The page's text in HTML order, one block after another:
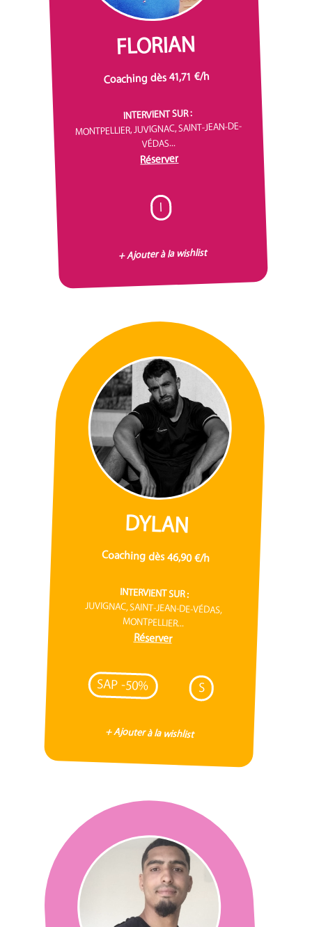
FLORIAN
Coaching dès 41,71 €/h
INTERVIENT SUR :
MONTPELLIER, JUVIGNAC, SAINT-JEAN-DE-
VÉDAS...
Réserver
I
+ Ajouter à la wishlist
DYLAN
Coaching dès 46,90 €/h
INTERVIENT SUR :
JUVIGNAC, SAINT-JEAN-DE-VÉDAS,
MONTPELLIER...
Réserver
SAP -50% S
+ Ajouter à la wishlist